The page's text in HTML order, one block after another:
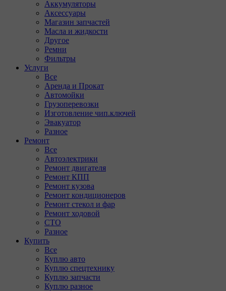
Аккумуляторы
Аксессуары
Магазин запчастей
Масла и жидкости
Другое
Ремни
Фильтры
Услуги
Все
Аренда и Прокат
Автомойки
Грузоперевозки
Изготовление чип.ключей
Эвакуатор
Разное
Ремонт
Все
Автоэлектрики
Ремонт двигателя
Ремонт КПП
Ремонт кузова
Ремонт кондиционеров
Ремонт стекол и фар
Ремонт ходовой
СТО
Разное
Купить
Все
Куплю авто
Куплю спецтехнику
Куплю запчасти
Куплю разное